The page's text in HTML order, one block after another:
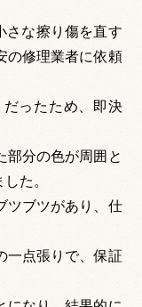
さな擦り傷を直す
の修理業者に依頼
だったため、即決
部分の色が周囲と
た。
ツブツがあり、仕
一点張りで、保証